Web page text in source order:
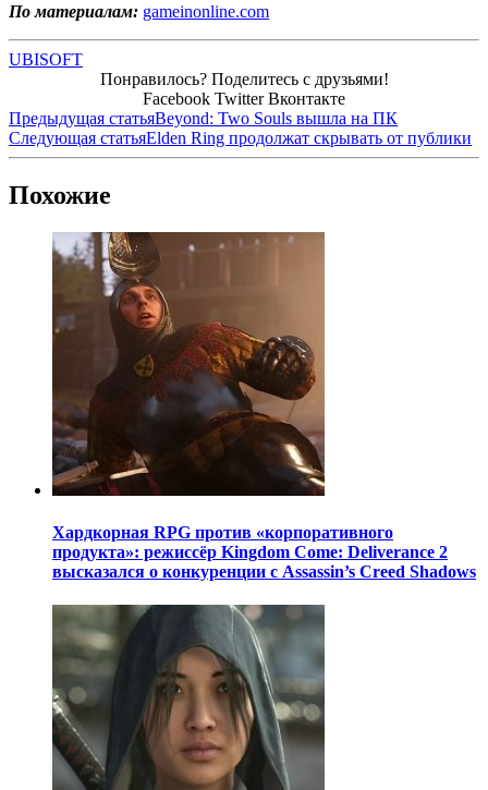
По материалам: gameinonline.com
UBISOFT
Понравилось? Поделитесь с друзьями!
Facebook Twitter Вконтакте
Предыдущая статьяBeyond: Two Souls вышла на ПК
Следующая статьяElden Ring продолжат скрывать от публики
Похожие
Хардкорная RPG против «корпоративного
продукта»: режиссёр Kingdom Come: Deliverance 2
высказался о конкуренции с Assassin’s Creed Shadows